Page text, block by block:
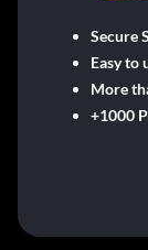
Secure
Easy to
More
+1000